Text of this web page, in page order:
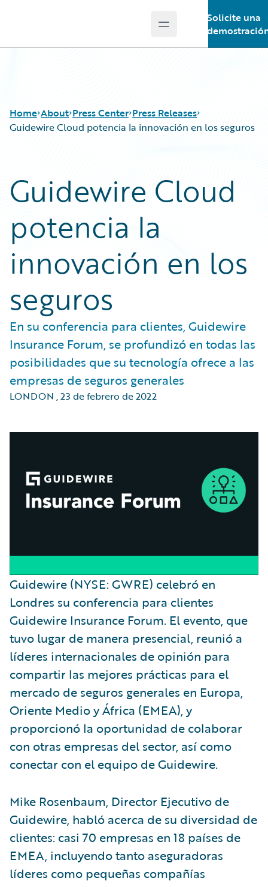
Open main menu
Solicite una
Home About Press Center Press Releases
Guidewire Cloud potencia la innovación en los seguros
Guidewire Cloud
potencia la
innovación en los
seguros
En su conferencia para clientes, Guidewire
Insurance Forum, se profundizó en todas las
posibilidades que su tecnología ofrece a las
empresas de seguros generales
LONDON ,23 de febrero de 2022
Guidewire (NYSE: GWRE) celebró en
Londres su conferencia para clientes
Guidewire Insurance Forum. El evento, que
tuvo lugar de manera presencial, reunió a
líderes internacionales de opinión para
compartir las mejores prácticas para el
mercado de seguros generales en Europa,
Oriente Medio y África (EMEA), y
proporcionó la oportunidad de colaborar
con otras empresas del sector, así como
conectar con el equipo de Guidewire.
Mike Rosenbaum, Director Ejecutivo de
Guidewire, habló acerca de su diversidad de
clientes: casi 70 empresas en 18 países de
EMEA, incluyendo tanto aseguradoras
líderes como pequeñas compañías